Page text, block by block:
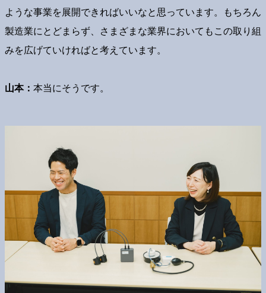
ような事業を展開できればいいなと思っています。もちろん
製造業にとどまらず、さまざまな業界においてもこの取り組
みを広げていければと考えています。
山本： 本当にそうです。